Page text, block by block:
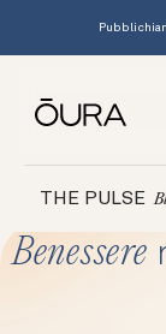
THE PULSE
Benessere